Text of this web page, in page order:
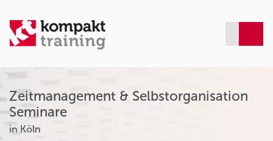
Zeitmanagement & Selbstorganisation
Seminare
in Köln